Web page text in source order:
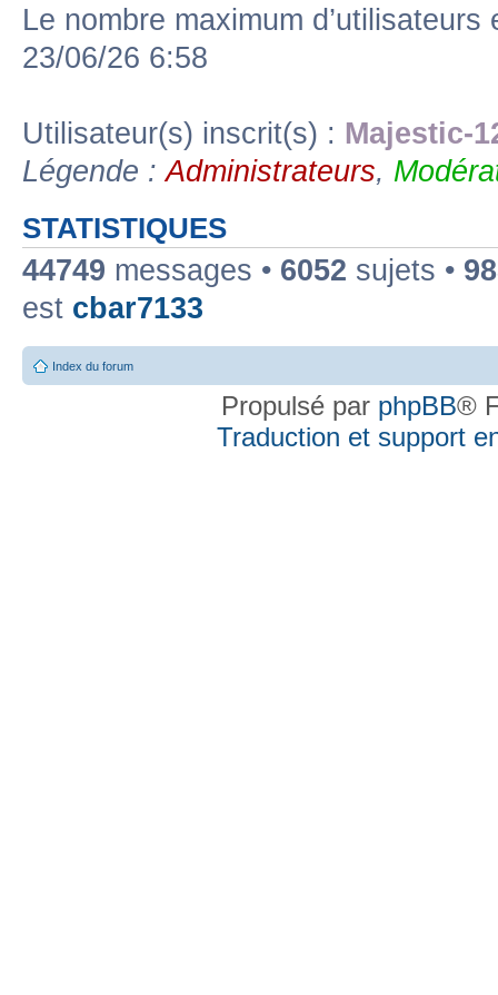
Le nombre maximum
23/06/26 6:58
Utilisateur(s) inscrit(s) : Majestic-
Légende :Administrateurs,
STATISTIQUES
44749 messages • 6052 sujets •
est cbar7133
Index du forum
Propulsé par phpBB®
Traduction et support